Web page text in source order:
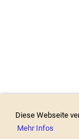
Diese Webseite
Mehr Infos